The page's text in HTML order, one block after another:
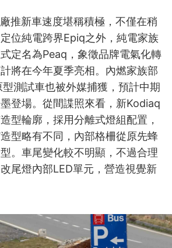
推新車速度堪稱積極，不僅在稍
位純電跨界Epiq之外，純電家族
定名為Peaq，象徵品牌電氣化轉
將在今年夏季亮相。內燃家族部
測試車也被外媒捕獲，預計中期
登場。從間諜照來看，新Kodiaq
型輪廓，採用分離式燈組配置，
型略有不同，內部格柵從原先蜂
。車尾變化較不明顯，不過合理
尾燈內部LED單元，營造視覺新